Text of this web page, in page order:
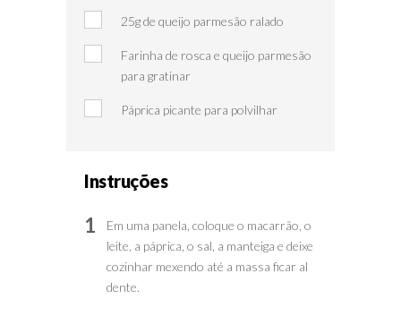
25g de queijo parmesão ralado
Farinha de rosca e queijo parmesão
para gratinar
Páprica picante para polvilhar
Instruções
1
Em uma panela, coloque o macarrão, o
leite, a páprica, o sal, a manteiga e deixe
cozinhar mexendo até a massa ficar al
dente.